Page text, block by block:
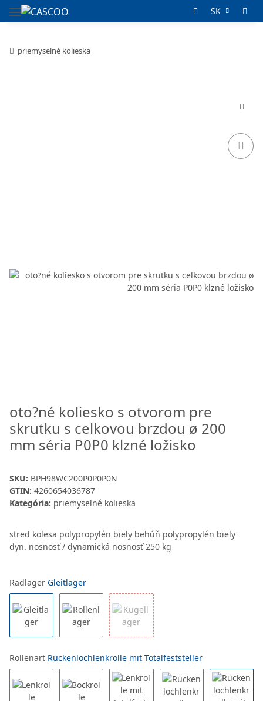
SK
priemyselné kolieska
oto?né koliesko s otvorom pre
skrutku s celkovou brzdou ø 200
mm séria P0P0 klzné ložisko
SKU: BPH98WC200P0P0P0N
GTIN: 4260654036787
Kategória: priemyselné kolieska
stred kolesa polypropylén biely behúň polypropylén biely
dyn. nosnosť / dynamická nosnosť 250 kg
Radlager Gleitlager
Rollenart Rückenlochlenkrolle mit Totalfeststeller